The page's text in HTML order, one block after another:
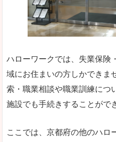
ハローワークでは、失業保険
域にお住まいの方しかできま
索・職業相談や職業訓練につ
施設でも手続きすることがで
ここでは、京都府の他のハロ